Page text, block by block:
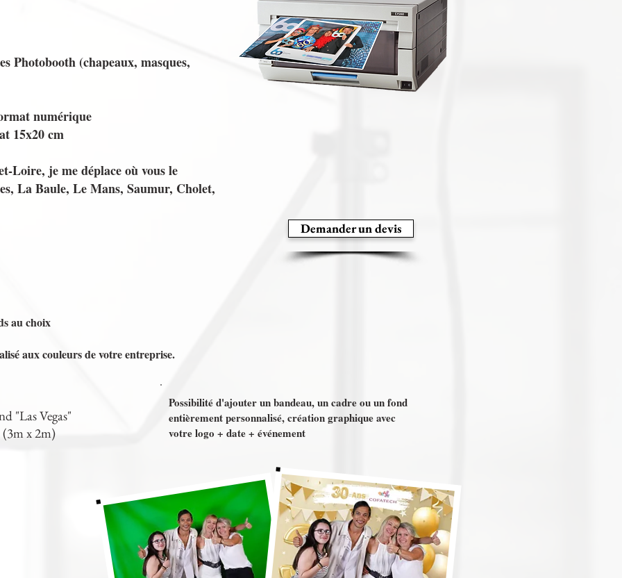
Photobooth (chapeaux, masques,
numérique
15x20 cm
Loire, je me déplace où vous le
La Baule, Le Mans, Saumur, Cholet,
Demander un devis
au choix
aux couleurs de votre entreprise.
"Las Vegas"
(3m x 2m)
Possibilité d'ajouter un bandeau, un cadre ou un fond
entièrement personnalisé, création graphique avec
votre logo + date + événement